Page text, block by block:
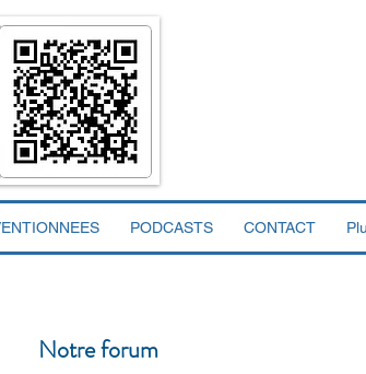
PODCASTS CONTACT
Notre forum